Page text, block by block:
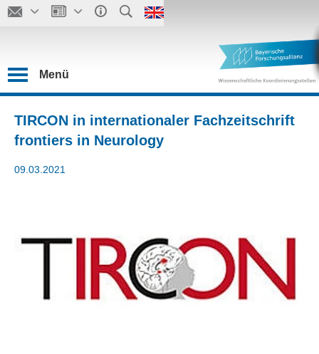
Menü
TIRCON in internationaler Fachzeitschrift
frontiers in Neurology
09.03.2021